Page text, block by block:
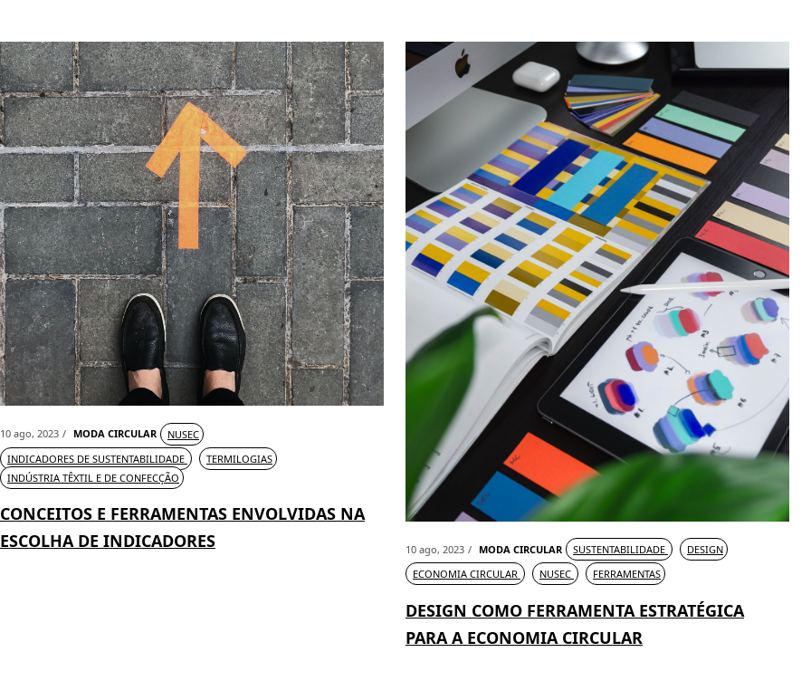
10 ago, 2023 MODA CIRCULAR
NUSEC
INDICADORES DE SUSTENTABILIDADE
TERMILOGIAS
INDÚSTRIA TÊXTIL E DE CONFECÇÃO
CONCEITOS E FERRAMENTAS ENVOLVIDAS NA
ESCOLHA DE INDICADORES
10 ago, 2023 MODA CIRCULAR SUSTENTABILIDADE
DESIGN
ECONOMIA CIRCULAR
NUSEC FERRAMENTAS
DESIGN COMO FERRAMENTA ESTRATÉGICA
PARA A ECONOMIA CIRCULAR